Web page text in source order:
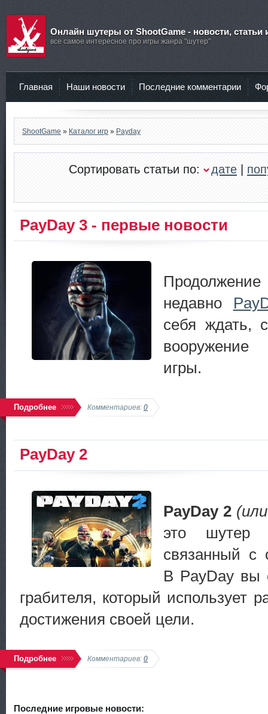
Онлайн шутеры от ShootGame - новости, статьи
все самое интересное про игры жанра "шутер"
Главная Наши новости Последние комментарии
ShootGame » Каталог игр » Payday
Сортировать статьи по: дате
PayDay 3 - первые новости
недавно
себя ждать,
игры.
Подробнее Комментариев: 0
PayDay 2
PayDay 2
это шутер
связанный с
В PayDay вы
грабителя, который использует
достижения своей цели.
Подробнее Комментариев: 0
Последние игровые новости: